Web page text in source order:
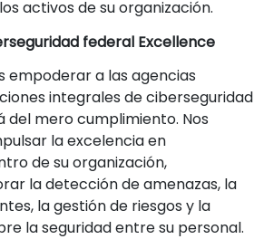
activos de su organización.
federal Excellence
empoderar a las agencias
integrales de ciberseguridad
del mero cumplimiento. Nos
la excelencia en
de su organización,
la detección de amenazas, la
la gestión de riesgos y la
la seguridad entre su personal.